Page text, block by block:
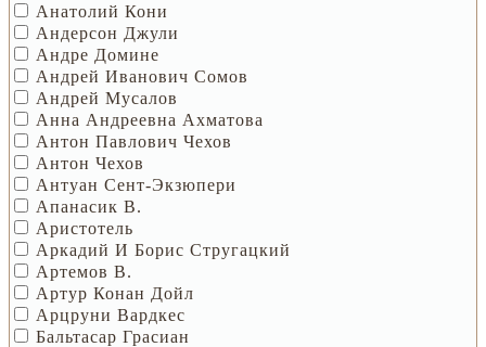
Анатолий Кони
Андерсон Джули
Андре Домине
Андрей Иванович Сомов
Андрей Мусалов
Анна Андреевна Ахматова
Антон Павлович Чехов
Антон Чехов
Антуан Сент-Экзюпери
Апанасик В.
Аристотель
Аркадий И Борис Стругацкий
Артемов В.
Артур Конан Дойл
Арцруни Вардкес
Бальтасар Грасиан